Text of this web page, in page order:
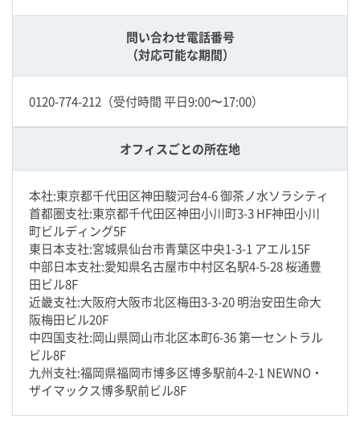
問い合わせ電話番号
（対応可能な期間）
0120-774-212（受付時間 平日9:00〜17:00）
オフィスごとの所在地
本社:東京都千代田区神田駿河台4-6 御茶ノ水ソラシティ
首都圏支社:東京都千代田区神田小川町3-3 HF神田小川
町ビルディング5F
東日本支社:宮城県仙台市青葉区中央1-3-1 アエル15F
中部日本支社:愛知県名古屋市中村区名駅4-5-28 桜通豊
田ビル8F
近畿支社:大阪府大阪市北区梅田3-3-20 明治安田生命大
阪梅田ビル20F
中四国支社:岡山県岡山市北区本町6-36 第一セントラル
ビル8F
九州支社:福岡県福岡市博多区博多駅前4-2-1 NEWNO・
ザイマックス博多駅前ビル8F